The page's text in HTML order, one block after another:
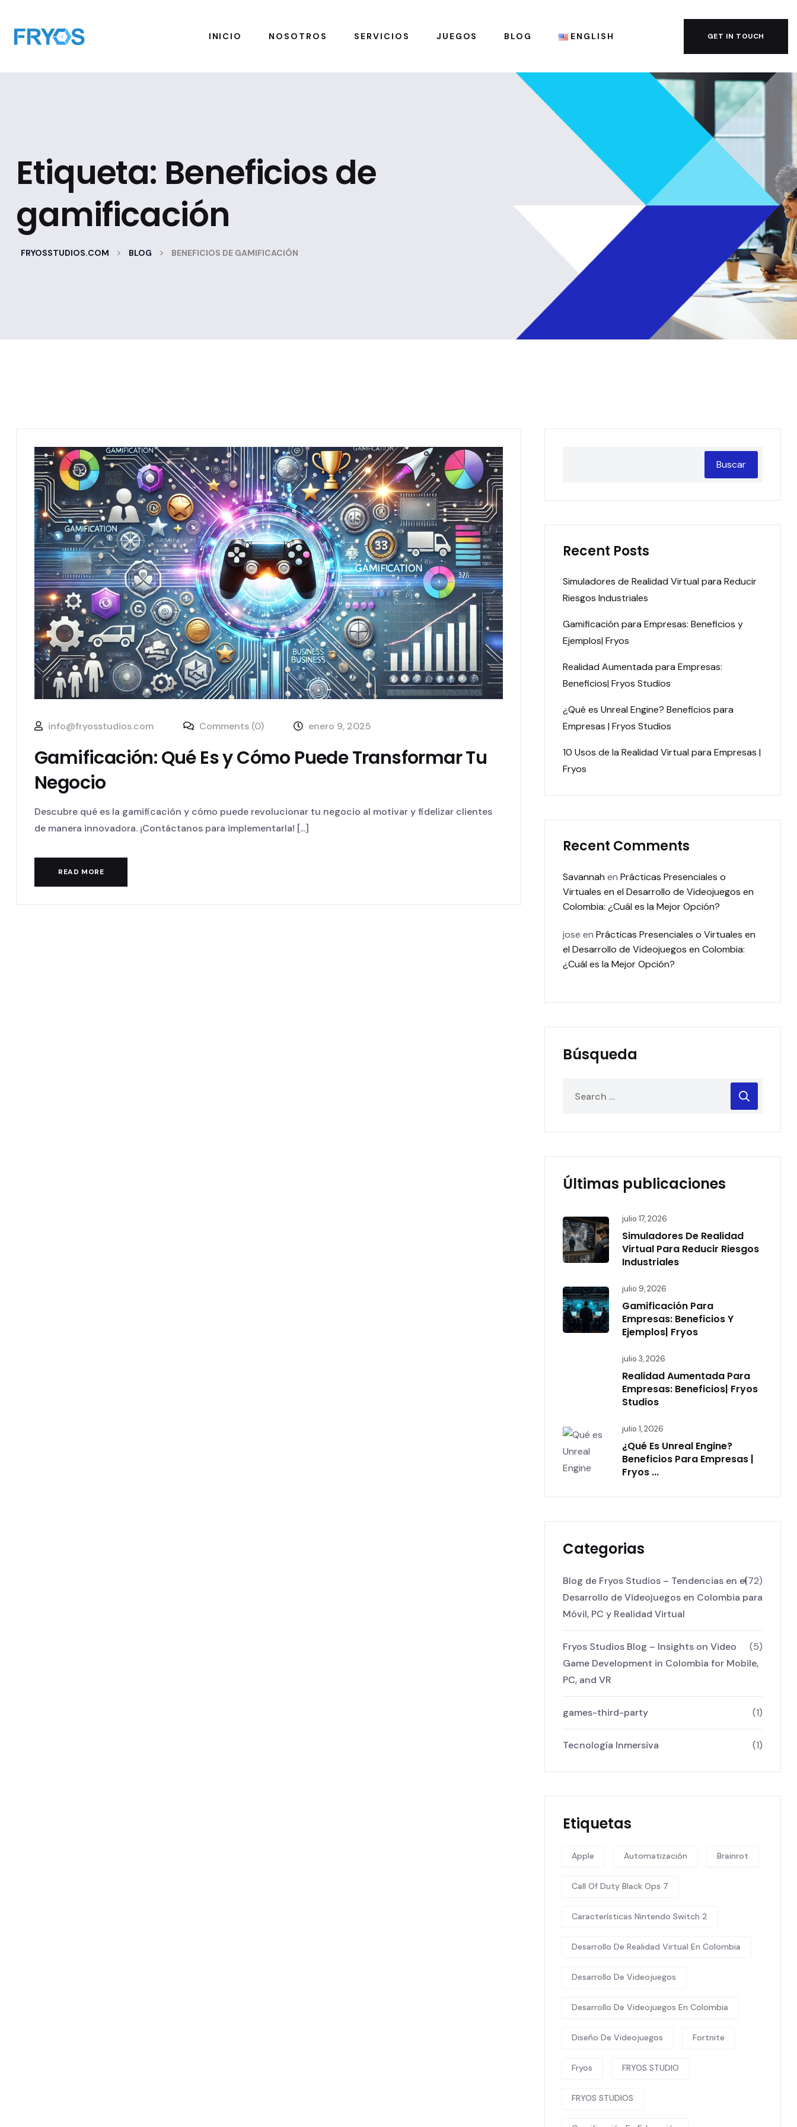
INICIO NOSOTROS SERVICIOS JUEGOS BLOG ENGLISH GET IN TOUCH
Etiqueta: Beneficios de
gamificación
FRYOSSTUDIOS.COM > BLOG > BENEFICIOS DE GAMIFICACIÓN
info@fryosstudios.com Comments (0) enero 9, 2025
Gamificación: Qué Es y Cómo Puede Transformar Tu
Negocio
Descubre qué es la gamificación y cómo puede revolucionar tu negocio al motivar y fidelizar clientes
de manera innovadora. ¡Contáctanos para implementarla! [...]
READ MORE
Buscar
Recent Posts
Simuladores de Realidad Virtual para Reducir
Riesgos Industriales
Gamificación para Empresas: Beneficios y
Ejemplos| Fryos
Realidad Aumentada para Empresas:
Beneficios| Fryos Studios
¿Qué es Unreal Engine? Beneficios para
Empresas | Fryos Studios
10 Usos de la Realidad Virtual para Empresas |
Fryos
Recent Comments
Savannah en Prácticas Presenciales o
Virtuales en el Desarrollo de Videojuegos en
Colombia: ¿Cuál es la Mejor Opción?
jose en Prácticas Presenciales o Virtuales en
el Desarrollo de Videojuegos en Colombia:
¿Cuál es la Mejor Opción?
Búsqueda
Últimas publicaciones
julio 17, 2026
Simuladores De Realidad
Virtual Para Reducir Riesgos
Industriales
julio 9, 2026
Gamificación Para
Empresas: Beneficios Y
Ejemplos| Fryos
julio 3, 2026
Realidad Aumentada Para
Empresas: Beneficios| Fryos
Studios
julio 1, 2026
¿Qué Es Unreal Engine?
Beneficios Para Empresas |
Fryos ...
Categorias
Blog de Fryos Studios – Tendencias en el
Desarrollo de Videojuegos en Colombia para
Móvil, PC y Realidad Virtual
(72)
Fryos Studios Blog – Insights on Video
Game Development in Colombia for Mobile,
PC, and VR
(5)
games-third-party (1)
Tecnología Inmersiva (1)
Etiquetas
Apple Automatización Brainrot
Call Of Duty Black Ops 7
Características Nintendo Switch 2
Desarrollo De Realidad Virtual En Colombia
Desarrollo De Videojuegos
Desarrollo De Videojuegos En Colombia
Diseño De Videojuegos Fortnite
Fryos FRYOS STUDIO
FRYOS STUDIOS